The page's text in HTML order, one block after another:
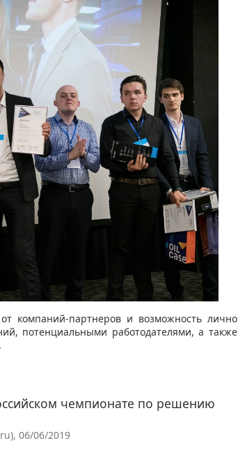
компаний-партнеров и возможность лично
потенциальными работодателями, а также
чемпионате по решению
06/06/2019